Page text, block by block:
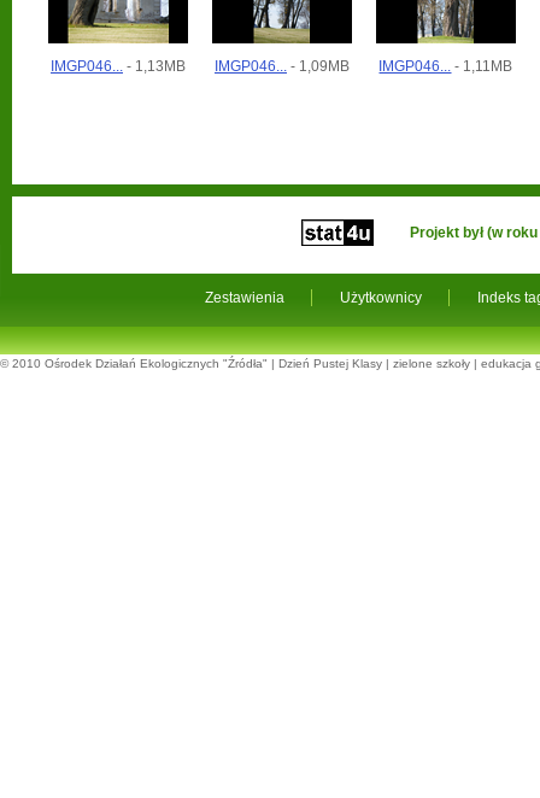
IMGP046... - 1,13MB IMGP046... - 1,09MB IMGP046... - 1,11MB
Zestawienia Użytkownicy Indeks
Projekt był (w
© 2010 Ośrodek Działań Ekologicznych "Źródła" | Dzień Pustej Klasy | zielone szkoły | edukacja